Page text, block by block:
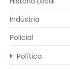
Indústria
Policial
Política